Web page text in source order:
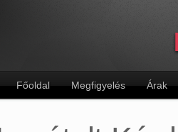
Főoldal Megfigyelés Árak